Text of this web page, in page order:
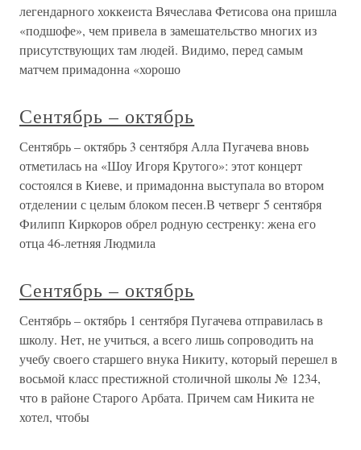
легендарного хоккеиста Вячеслава Фетисова она пришла
«подшофе», чем привела в замешательство многих из
присутствующих там людей. Видимо, перед самым
матчем примадонна «хорошо
Сентябрь – октябрь
Сентябрь – октябрь 3 сентября Алла Пугачева вновь
отметилась на «Шоу Игоря Крутого»: этот концерт
состоялся в Киеве, и примадонна выступала во втором
отделении с целым блоком песен.В четверг 5 сентября
Филипп Киркоров обрел родную сестренку: жена его
отца 46-летняя Людмила
Сентябрь – октябрь
Сентябрь – октябрь 1 сентября Пугачева отправилась в
школу. Нет, не учиться, а всего лишь сопроводить на
учебу своего старшего внука Никиту, который перешел в
восьмой класс престижной столичной школы № 1234,
что в районе Старого Арбата. Причем сам Никита не
хотел, чтобы